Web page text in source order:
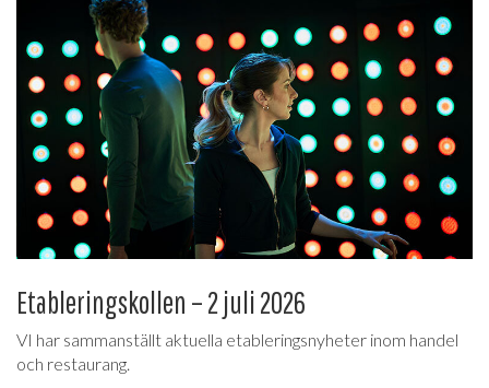
Etableringskollen – 2 juli 2026
VI har sammanställt aktuella etableringsnyheter inom handel
och restaurang.